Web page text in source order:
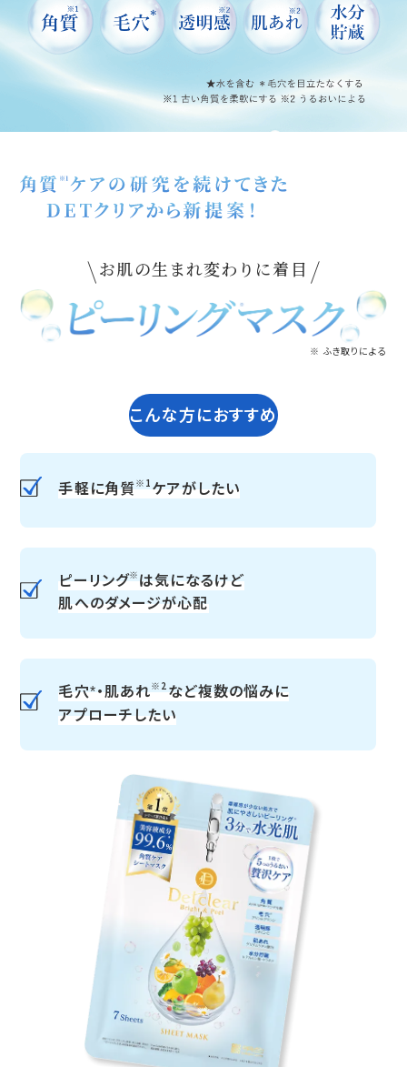
お肌の生まれ変わりに着目
※ ふき取りによる
こんな方におすすめ
手軽に角質※1ケアがしたい
ピーリング※は気になるけど
肌へのダメージが心配
毛穴*・肌あれ※2など複数の悩みに
アプローチしたい